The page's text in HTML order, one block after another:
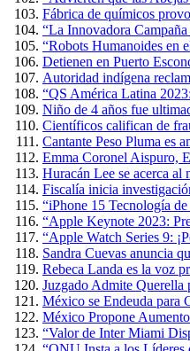
Fábrica de químicos
“La Innovadora
“Robots Humanoides en
Detienen en Puerto
Autoridad indígena
“QS América Latina
Niño de 4 años fue
Científicos califican de
Cantante Peso Pluma es
Emma Coronel Aispuro,
Huracán Lee se acerca al
Fiscalía inicia
“iPhone 15 Tecnología
“Apple Keynote 2023:
“Apple Watch Series 9:
Sandra Cuevas anuncia
Rebeca Landa es la voz
Juzgado Admite Querella
México se Endeuda para
México Propone
“Valor de Inter Miami